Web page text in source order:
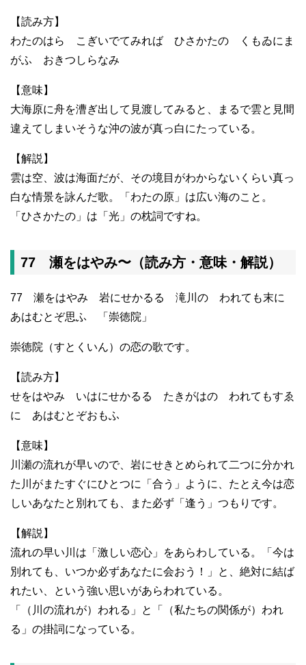
【読み方】
わたのはら こぎいでてみれば ひさかたの くもゐにま
がふ おきつしらなみ
【意味】
大海原に舟を漕ぎ出して見渡してみると、まるで雲と見間
違えてしまいそうな沖の波が真っ白にたっている。
【解説】
雲は空、波は海面だが、その境目がわからないくらい真っ
白な情景を詠んだ歌。「わたの原」は広い海のこと。
「ひさかたの」は「光」の枕詞ですね。
77 瀬をはやみ〜（読み方・意味・解説）
77 瀬をはやみ 岩にせかるる 滝川の われても末に
あはむとぞ思ふ 「崇徳院」
崇徳院（すとくいん）の恋の歌です。
【読み方】
せをはやみ いはにせかるる たきがはの われてもすゑ
に あはむとぞおもふ
【意味】
川瀬の流れが早いので、岩にせきとめられて二つに分かれ
た川がまたすぐにひとつに「合う」ように、たとえ今は恋
しいあなたと別れても、また必ず「逢う」つもりです。
【解説】
流れの早い川は「激しい恋心」をあらわしている。「今は
別れても、いつか必ずあなたに会おう！」と、絶対に結ば
れたい、という強い思いがあらわれている。
「（川の流れが）われる」と「（私たちの関係が）われ
る」の掛詞になっている。